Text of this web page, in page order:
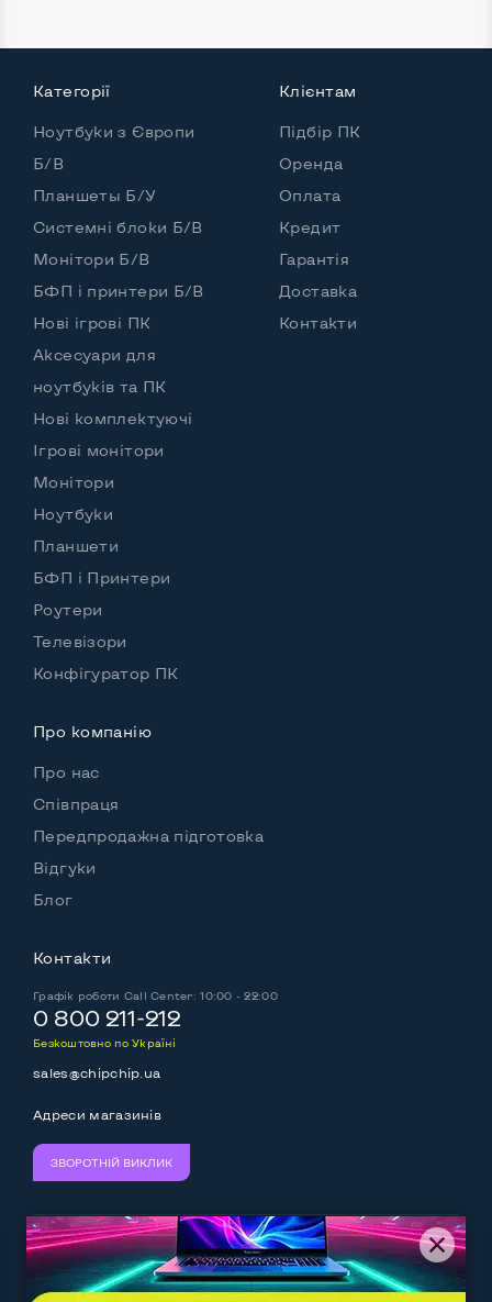
Категорії
Ноутбуки з Європи
Б/В
Планшеты Б/У
Системні блоки Б/В
Монітори Б/В
БФП і принтери Б/В
Нові ігрові ПК
Аксесуари для
ноутбуків та ПК
Нові комплектуючі
Ігрові монітори
Монітори
Ноутбуки
Планшети
БФП і Принтери
Роутери
Телевізори
Конфігуратор ПК
Клієнтам
Підбір ПК
Оренда
Оплата
Кредит
Гарантія
Доставка
Контакти
Про компанію
Про нас
Співпраця
Передпродажна підготовка
Відгуки
Блог
Контакти
Графік роботи Call Center: 10:00 - 22:00
0 800 211-212
Безкоштовно по Україні
sales@chipchip.ua
Адреси магазинів
ЗВОРОТНІЙ ВИКЛИК
Ми приймаємо: Слідкуйте за нами: